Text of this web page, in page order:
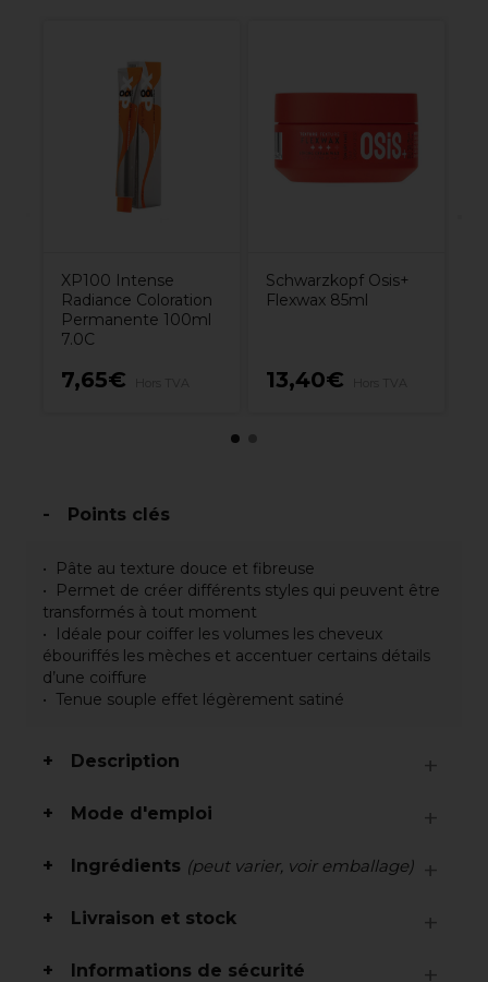
XP100 Intense
Radiance Coloration
Permanente 100ml
7.0C
7,65€
Schwarzkopf Osis+
Flexwax 85ml
13,40€
Points clés
Pâte au texture douce et fibreuse
Permet de créer différents styles qui peuvent être
transformés à tout moment
Idéale pour coiffer les volumes les cheveux
ébouriffés les mèches et accentuer certains détails
d’une coiffure
Tenue souple effet légèrement satiné
Description
Mode d'emploi
Ingrédients (peut varier, voir emballage)
Livraison et stock
Informations de sécurité